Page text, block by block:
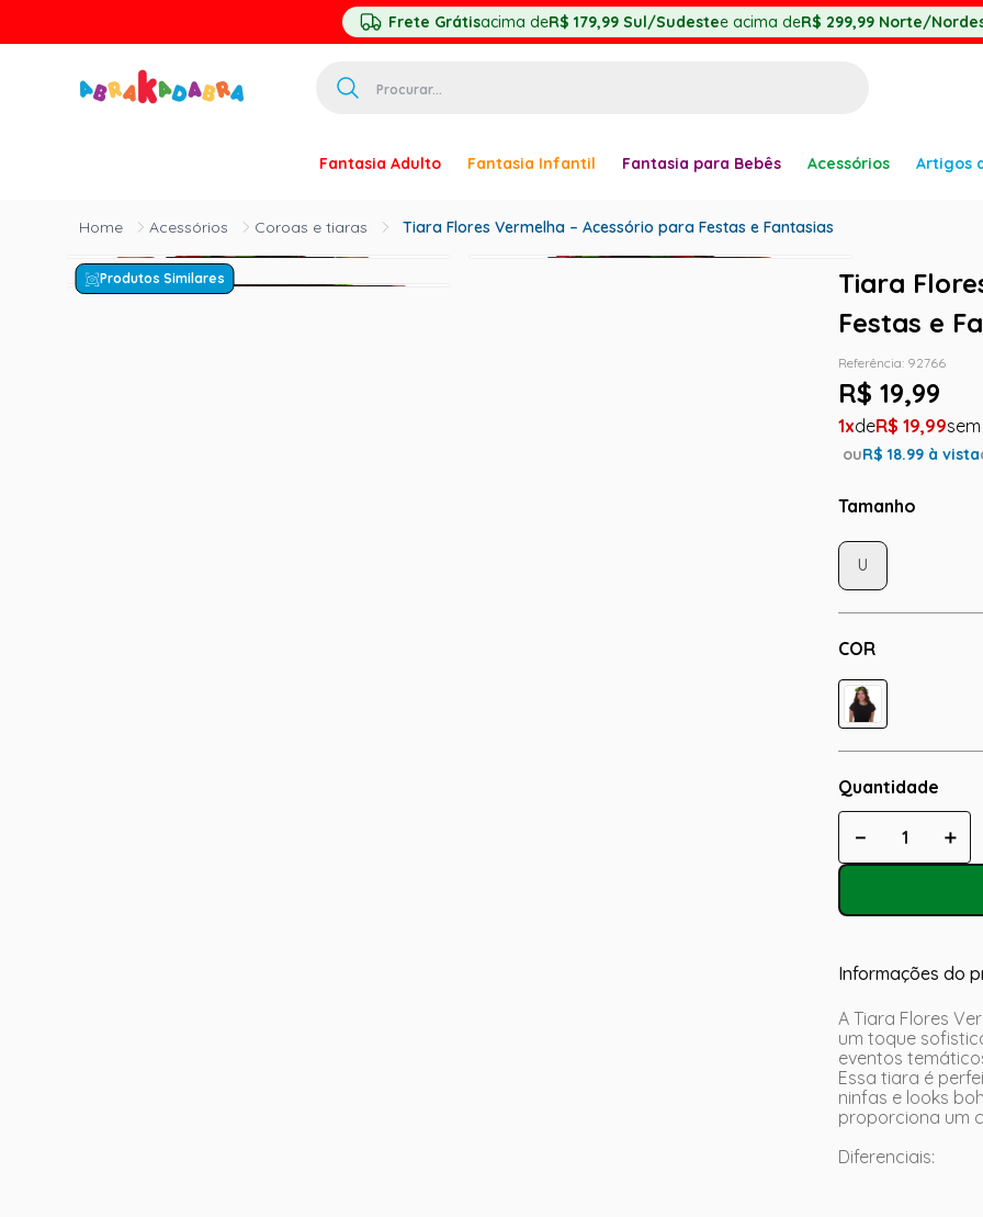
Frete Grátisacima deR$ 179,99 Sul/Sudestee acima deR$ 299,99 Norte/
Fantasia Adulto Fantasia Infantil Fantasia para Bebês Acessórios Artigos
Acessórios Coroas e tiaras Tiara Flores Vermelha – Acessório para Festas e Fantasias
Produtos Similares
Tiara
Festas e
Referência: 92766
R$ 19,99
1 R$ 19,99
ouR$18.99 à vista
Tamanho
COR
U
Quantidade
＋
－
Informações do
A Tiara Flores
um toque
eventos
Essa tiara é
ninfas e looks
proporciona um
Diferenciais:
º
princesa